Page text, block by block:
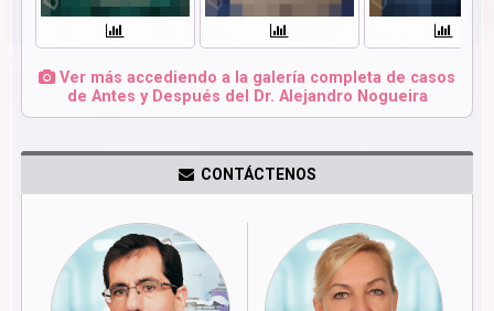
Ver más accediendo a la galería completa de casos
de Antes y Después del Dr. Alejandro Nogueira
CONTÁCTENOS